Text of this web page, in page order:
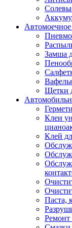
Автомоечное
Замша
Щетки
Клеи
Клей
Паста,
Ремонт